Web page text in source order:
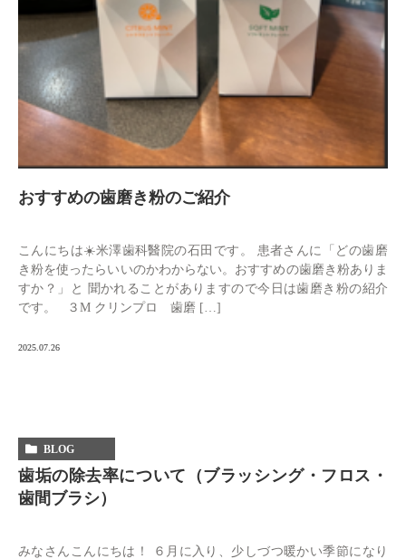
おすすめの歯磨き粉のご紹介
こんにちは☀️米澤歯科醫院の石田です。 患者さんに「どの歯磨
き粉を使ったらいいのかわからない。おすすめの歯磨き粉ありま
すか？」と 聞かれることがありますので今日は歯磨き粉の紹介
です。 ３M クリンプロ 歯磨 […]
2025.07.26
BLOG
歯垢の除去率について（ブラッシング・フロス・
歯間ブラシ）
みなさんこんにちは！ ６月に入り、少しづつ暖かい季節になり